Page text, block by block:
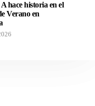
hace historia en el
Verano en